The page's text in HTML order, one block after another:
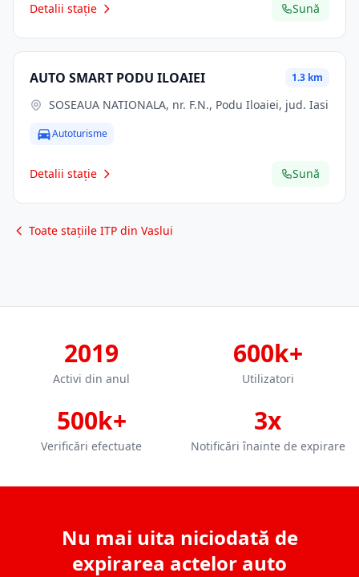
Detalii stație Sună
AUTO SMART PODU ILOAIEI 1.3 km
SOSEAUA NATIONALA, nr. F.N., Podu Iloaiei, jud. Iasi
Autoturisme
Detalii stație Sună
Toate stațiile ITP din Vaslui
2019
Activi din anul
600k+
Utilizatori
500k+
Verificări efectuate
3x
Notificări înainte de expirare
Nu mai uita niciodată de
expirarea actelor auto